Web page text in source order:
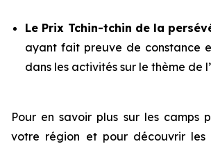
Le Prix Tchin-tchin de la
ayant fait preuve de constance
dans les activités sur le thème de
Pour en savoir plus sur les camps
votre région et pour découvrir les